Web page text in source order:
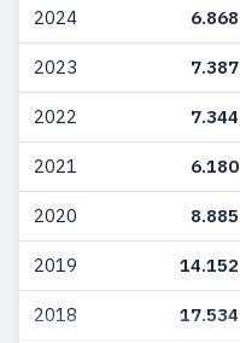
2006 8.270
2005 4.788
2004 4.046
2003 3.454
2002 1.752
2001 1.093
2024 6.868
2023 7.387
2022 7.344
2021 6.180
2020 8.885
2019 14.152
2018 17.534